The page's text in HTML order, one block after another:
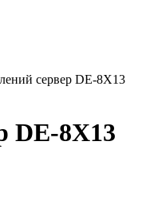
сервер DE-8X13
DE-8X13